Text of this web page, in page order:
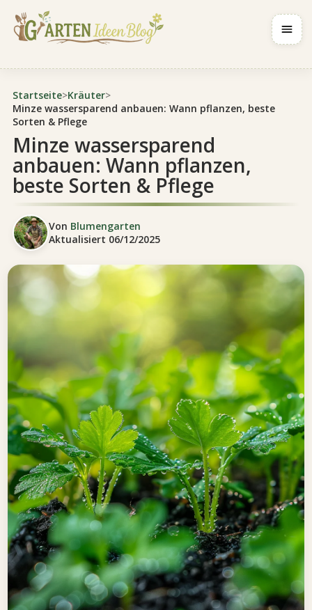
Startseite>Kräuter>
Minze wassersparend anbauen: Wann pflanzen, beste
Sorten & Pflege
Minze wassersparend
anbauen: Wann pflanzen,
beste Sorten & Pflege
Von Blumengarten
Aktualisiert 06/12/2025